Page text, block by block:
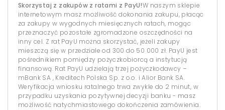
Skorzystaj z zakupów z ratami z PayU!W naszym sklepie
internetowym masz możliwość dokonania zakupu, płacąc
za zakupy w wygodnych miesięcznych ratach, mogąc
przeznaczyć pozostałe zgromadzone oszczędności na
inny cel. Z rat PayU można skorzystać, jeżeli zakupy
mieszczą się w przedziale od 300 do 50 000 zł. PayU jest
pośrednikiem pomiędzy pożyczkobiorcą a instytucją
finansową. Rat PayU udzielają trzej pożyczkodawcy –
mBank SA , Kreditech Polska Sp. z o.o. i Alior Bank SA.
Weryfikacja wniosku ratalnego trwa zwykle do 2 minut, w
przypadku uzyskania pozytywnej decyzji banku - masz
możliwość natychmiastowego dokończenia zamówienia.